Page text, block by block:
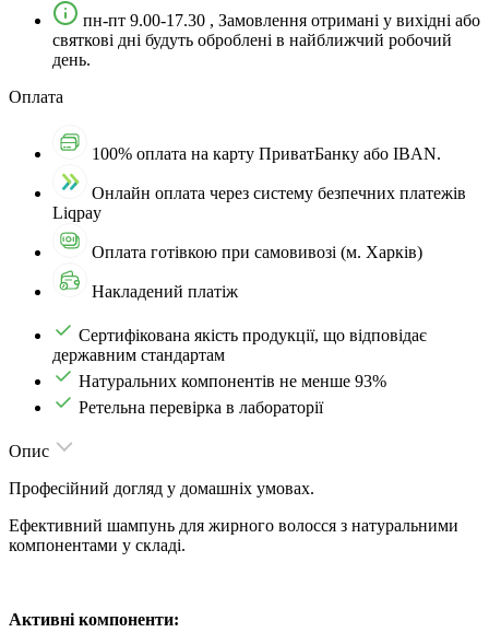
пн-пт 9.00-17.30 , Замовлення отримані у вихідні або
святкові дні будуть оброблені в найближчий робочий
день.
Оплата
100% оплата на карту ПриватБанку або IBAN.
Онлайн оплата через систему безпечних платежів
Liqpay
Оплата готівкою при самовивозі (м. Харків)
Накладений платіж
Сертифікована якість продукції, що відповідає
державним стандартам
Натуральних компонентів не менше 93%
Ретельна перевірка в лабораторії
Опис
Професійний догляд у домашніх умовах.
Ефективний шампунь для жирного волосся з натуральними
компонентами у складі.
Активні компоненти: